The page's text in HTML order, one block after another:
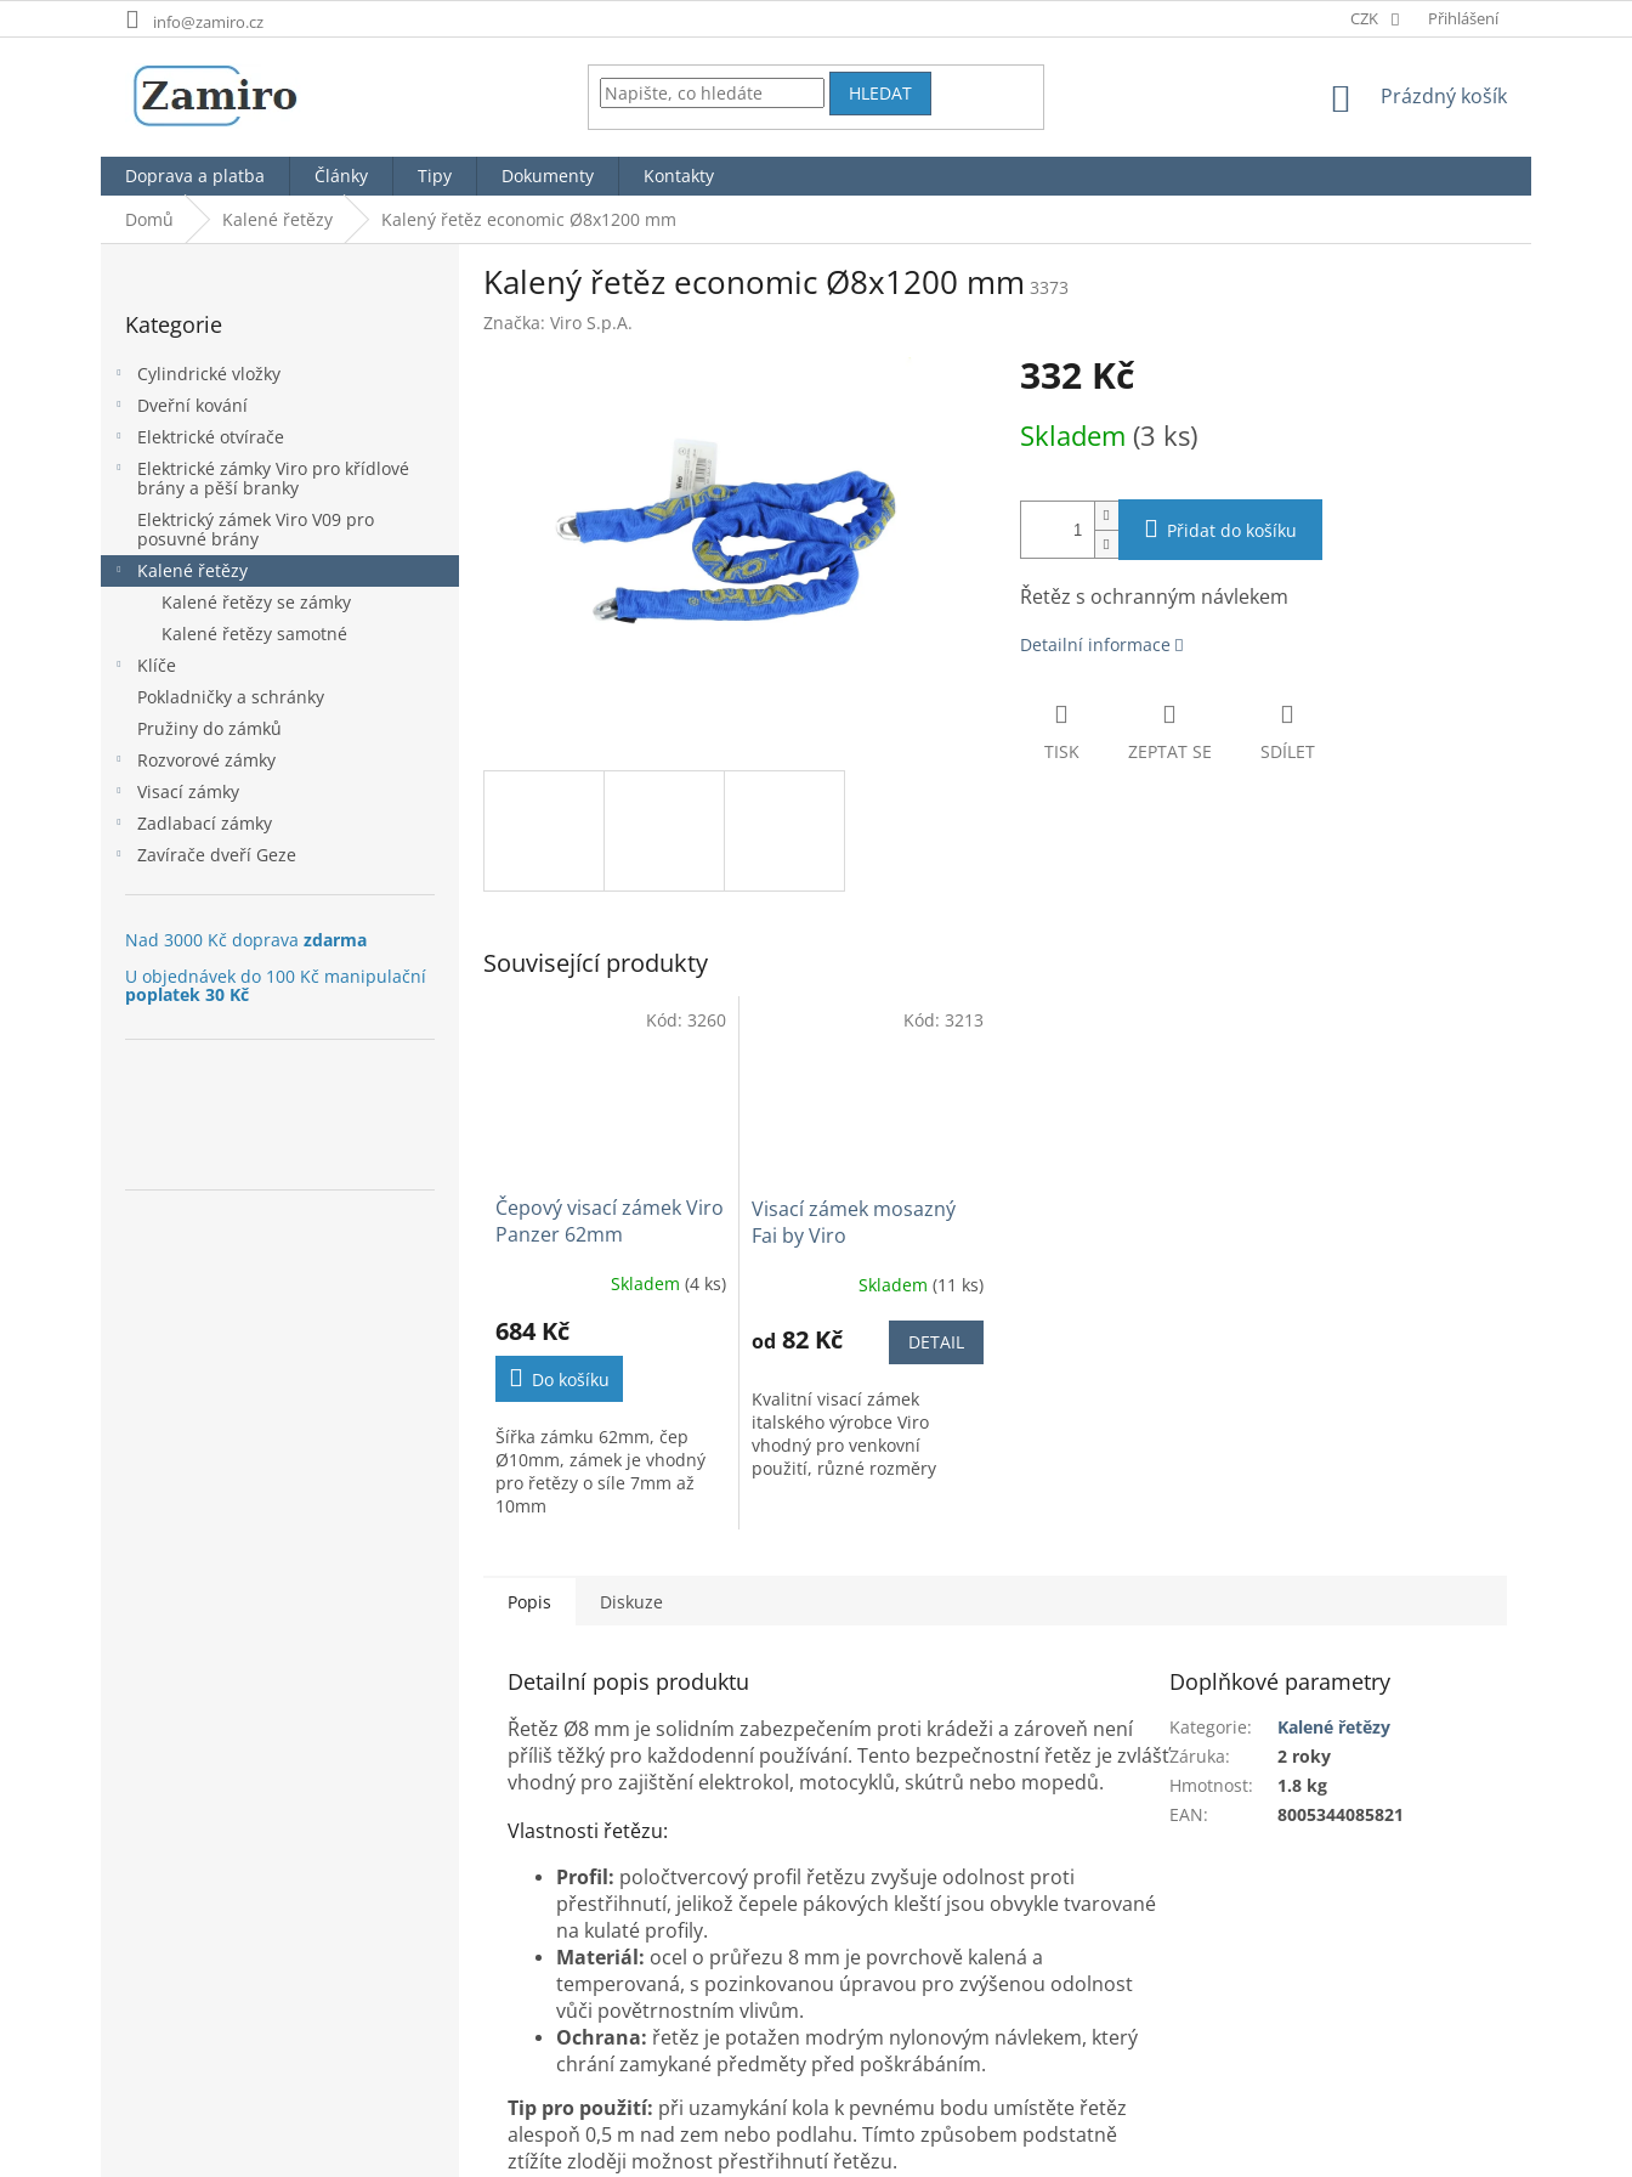
na
info@zamiro.cz CZK Přihlášení
HLEDAT
NÁKUPNÍ
Prázdný košík
Doprava a platba Články Tipy Dokumenty
Kontakty
Domů
Kalené řetězy Kalený řetěz economic Ø8x1200 mm
n
kategorie
Kategorie
Cylindrické vložky
Dveřní kování
Elektrické otvírače
Elektrické zámky Viro pro křídlové
brány a pěší branky
Elektrický zámek Viro V09 pro
posuvné brány
Kalené řetězy
Kalené řetězy se zámky
Kalené řetězy samotné
Klíče
Pokladničky a schránky
Pružiny do zámků
Rozvorové zámky
Visací zámky
Zadlabací zámky
Zavírače dveří Geze
Nad 3000 Kč doprava zdarma
U objednávek do 100 Kč manipulační
poplatek 30 Kč
Kalený řetěz economic Ø8x1200 mm 3373
Značka: Viro S.p.A.
332 Kč
cena:
Skladem (3 ks)
Přidat do košíku
Řetěz s ochranným návlekem
Detailní informace
TISK ZEPTAT SE SDÍLET
Související produkty
Čepový visací zámek Viro
Panzer 62mm
Skladem (4 ks)
684 Kč
Do košíku
Šířka zámku 62mm, čep
Ø10mm, zámek je vhodný
pro řetězy o síle 7mm až
10mm
Kód: 3260
Visací zámek mosazný
Fai by Viro
Skladem (11 ks)
od 82 Kč DETAIL
Kvalitní visací zámek
italského výrobce Viro
vhodný pro venkovní
použití, různé rozměry
Kód: 3213
Popis Diskuze
Detailní popis produktu
Řetěz Ø8 mm je solidním zabezpečením proti krádeži a zároveň není
příliš těžký pro každodenní používání. Tento bezpečnostní řetěz je zvlášť
vhodný pro zajištění elektrokol, motocyklů, skútrů nebo mopedů.
Vlastnosti řetězu:
Profil: poločtvercový profil řetězu zvyšuje odolnost proti
přestřihnutí, jelikož čepele pákových kleští jsou obvykle tvarované
na kulaté profily.
Materiál: ocel o průřezu 8 mm je povrchově kalená a
temperovaná, s pozinkovanou úpravou pro zvýšenou odolnost
vůči povětrnostním vlivům.
Ochrana: řetěz je potažen modrým nylonovým návlekem, který
chrání zamykané předměty před poškrábáním.
Tip pro použití: při uzamykání kola k pevnému bodu umístěte řetěz
alespoň 0,5 m nad zem nebo podlahu. Tímto způsobem podstatně
ztížíte zloději možnost přestřihnutí řetězu.
Doplňkové parametry
Kategorie:
Kalené řetězy
Záruka:
2 roky
Hmotnost:
1.8 kg
EAN: 8005344085821